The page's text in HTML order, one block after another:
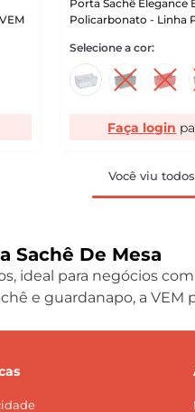
Porta Sachê Elegance
Policarbonato - Linha
Faça login
Você viu
Sachê De Mesa
ideal para negócios
e guardanapo, a